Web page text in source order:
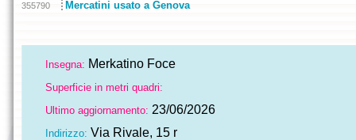
355790
Mercatini usato a Genova
Insegna: Merkatino Foce
Superficie in metri quadri:
Ultimo aggiornamento: 23/06/2026
Indirizzo: Via Rivale, 15 r